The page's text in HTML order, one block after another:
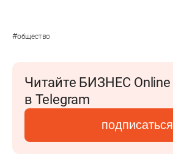
#общество
Читайте БИЗНЕС Online
в Telegram
подписаться